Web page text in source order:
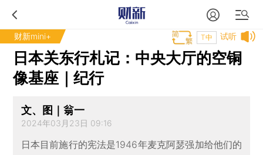
财新mini+ 试听
T中
日本关东行札记：中央大厅的空铜
像基座｜纪行
文、图｜翁一
2024年03月23日 09:16
日本目前施行的宪法是1946年麦克阿瑟强加给他们的